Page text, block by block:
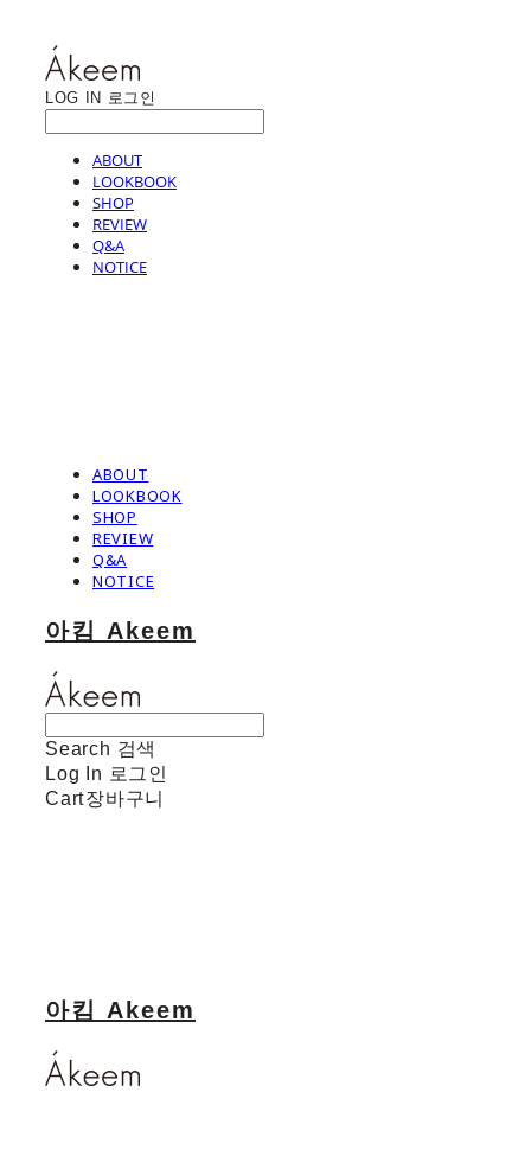
LOG IN 로그인
ABOUT
LOOKBOOK
SHOP
REVIEW
Q&A
NOTICE
ABOUT
LOOKBOOK
SHOP
REVIEW
Q&A
NOTICE
아킴 Akeem
Search 검색
Log In 로그인
Cart장바구니
아킴 Akeem